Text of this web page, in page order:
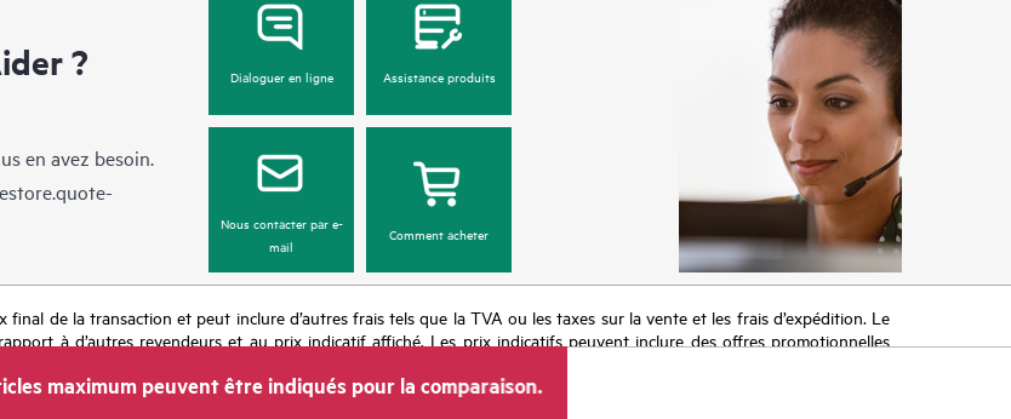
?
en avez besoin.
Dialoguer en ligne Assistance produits
Nous contacter par e-
mail
Comment acheter
de la transaction et peut inclure d’autres frais tels que la TVA ou les taxes sur la vente et les frais d’expédition. Le
à d’autres revendeurs et au prix indicatif affiché. Les prix indicatifs peuvent inclure des offres promotionnelles
promotion et des erreurs dans les publicités.
maximum peuvent être indiqués pour la comparaison.